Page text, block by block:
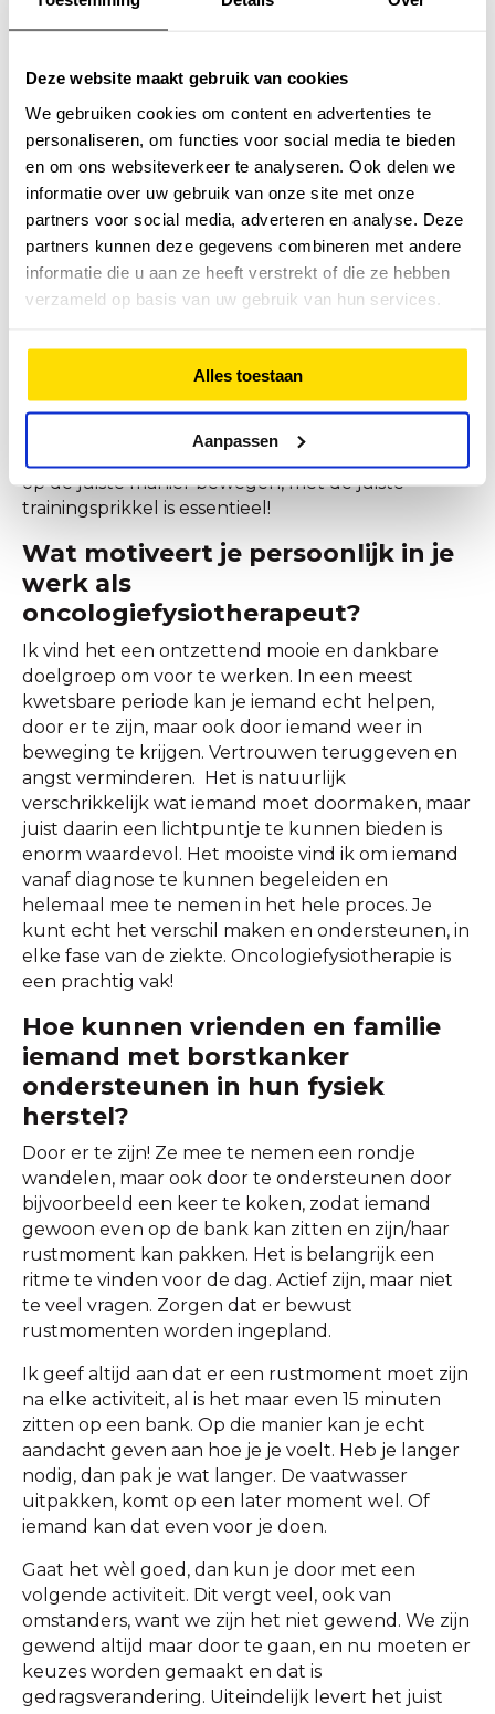
Deze website maakt gebruik van cookies
We gebruiken cookies om content en advertenties te
personaliseren, om functies voor social media te bieden
en om ons websiteverkeer te analyseren. Ook delen we
informatie over uw gebruik van onze site met onze
partners voor social media, adverteren en analyse. Deze
partners kunnen deze gegevens combineren met andere
informatie die u aan ze heeft verstrekt of die ze hebben
verzameld op basis van uw gebruik van hun services.
Alles toestaan
Aanpassen
tijdens chemotherapie of
dat doorgaans de bijwerkingen van de
chemotherapie en bestraling minder zijn met de
juiste bewegingsprikkel. Better in = better out.
Hoe fitter je de chemotherapie en bestraling
doorkomt, hoe minder je een dip krijgt. Het herstel
nadien gaat dus ook sneller. Het is soms
tegenstrijdig, je bent zo vermoeid, dan is het lastig
jezelf te motiveren. Maar eenmaal in een ritme
veel energie weer naar huis. Het geeft je juist
energie, ook in behandeling. Ook laten
onderzoeken zien dat je je immuunsysteem
versterkt, ook in behandeling, en tevens dat de
chemotherapie beter zijn werk kan doen! Kortom;
op de juiste manier bewegen, met de juiste
trainingsprikkel is essentieel!
Wat motiveert je persoonlijk in je
werk als
oncologiefysiotherapeut?
Ik vind het een ontzettend mooie en dankbare
doelgroep om voor te werken. In een meest
kwetsbare periode kan je iemand echt helpen,
door er te zijn, maar ook door iemand weer in
beweging te krijgen. Vertrouwen teruggeven en
angst verminderen. Het is natuurlijk
verschrikkelijk wat iemand moet doormaken, maar
juist daarin een lichtpuntje te kunnen bieden is
enorm waardevol. Het mooiste vind ik om iemand
vanaf diagnose te kunnen begeleiden en
helemaal mee te nemen in het hele proces. Je
kunt echt het verschil maken en ondersteunen, in
elke fase van de ziekte. Oncologiefysiotherapie is
een prachtig vak!
Hoe kunnen vrienden en familie
iemand met borstkanker
ondersteunen in hun fysiek
herstel?
Door er te zijn! Ze mee te nemen een rondje
wandelen, maar ook door te ondersteunen door
bijvoorbeeld een keer te koken, zodat iemand
gewoon even op de bank kan zitten en zijn/haar
rustmoment kan pakken. Het is belangrijk een
ritme te vinden voor de dag. Actief zijn, maar niet
te veel vragen. Zorgen dat er bewust
rustmomenten worden ingepland.
Ik geef altijd aan dat er een rustmoment moet zijn
na elke activiteit, al is het maar even 15 minuten
zitten op een bank. Op die manier kan je echt
aandacht geven aan hoe je je voelt. Heb je langer
nodig, dan pak je wat langer. De vaatwasser
uitpakken, komt op een later moment wel. Of
iemand kan dat even voor je doen.
Gaat het wèl goed, dan kun je door met een
volgende activiteit. Dit vergt veel, ook van
omstanders, want we zijn het niet gewend. We zijn
gewend altijd maar door te gaan, en nu moeten er
keuzes worden gemaakt en dat is
gedragsverandering. Uiteindelijk levert het juist